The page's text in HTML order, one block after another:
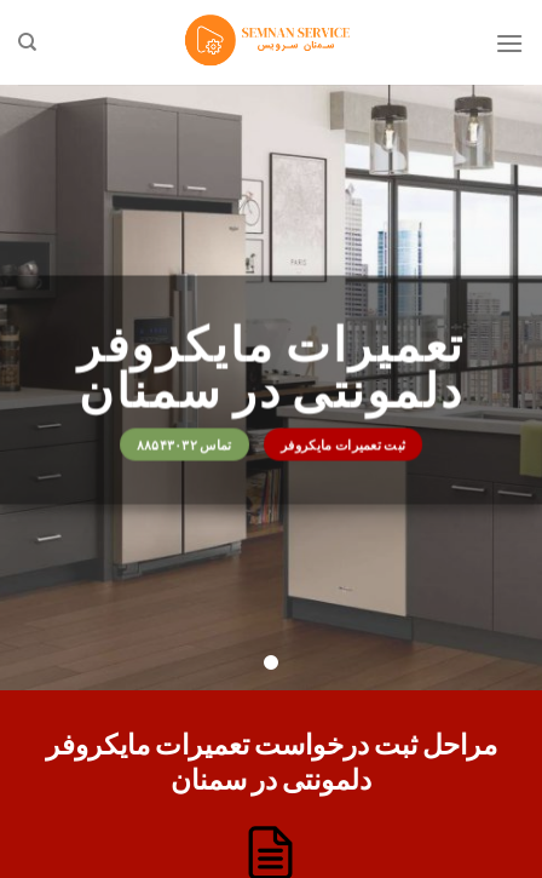
تعمیرات مایکروفر
دلمونتی در سمنان
ثبت تعمیرات مایکروفر تماس ۸۸۵۴۳۰۳۲
مراحل ثبت درخواست تعمیرات مایکروفر
دلمونتی در سمنان